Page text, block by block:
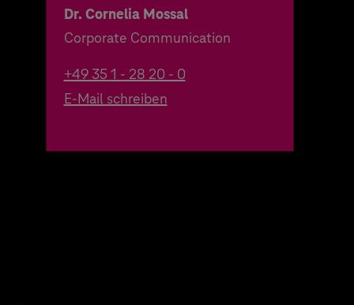
Dr. Cornelia Mossal
Corporate Communication
+49 35 1 - 28 20 - 0
E-Mail schreiben